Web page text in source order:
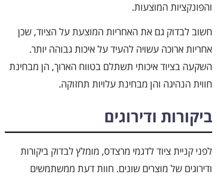
והפונקציות המוצעות.
חשוב לבדוק גם את האחריות המוצעת על הציוד, שכן
אחריות ארוכה עשויה להעיד על איכות גבוהה יותר.
השקעה בציוד איכותי תשתלם בטווח הארוך, הן מבחינת
חווית הנהיגה והן מבחינת עלויות תחזוקה.
ביקורות ודירוגים
לפני קניית ציוד לדגמי מרצדס, מומלץ לבדוק ביקורות
ודירוגים של מוצרים שונים. חוות דעת ממשתמשים